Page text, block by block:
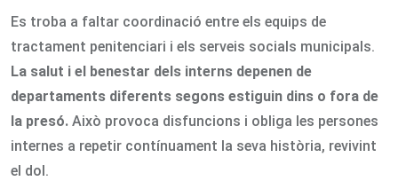
Es troba a faltar coordinació entre els equips de
tractament penitenciari i els serveis socials municipals.
La salut i el benestar dels interns depenen de
departaments diferents segons estiguin dins o fora de
la presó. Això provoca disfuncions i obliga les persones
internes a repetir contínuament la seva història, revivint
el dol.